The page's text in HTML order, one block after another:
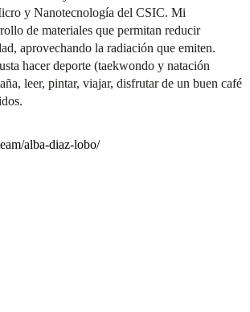
y Nanotecnología del CSIC. Mi
de materiales que permitan reducir
aprovechando la radiación que emiten.
hacer deporte (taekwondo y natación
leer, pintar, viajar, disfrutar de un buen café
alba-diaz-lobo/